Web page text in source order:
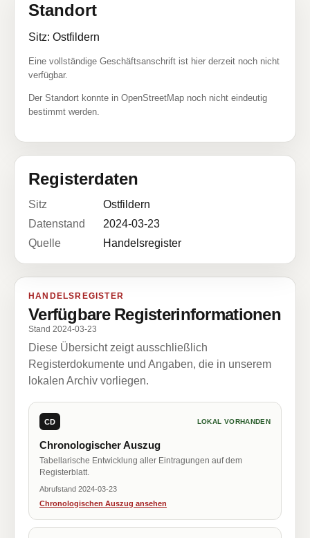
Standort
Sitz: Ostfildern
Eine vollständige Geschäftsanschrift ist hier derzeit noch nicht
verfügbar.
Der Standort konnte in OpenStreetMap noch nicht eindeutig
bestimmt werden.
Registerdaten
Sitz
Ostfildern
Datenstand
2024-03-23
Quelle
Handelsregister
HANDELSREGISTER
Verfügbare Registerinformationen
Stand 2024-03-23
Diese Übersicht zeigt ausschließlich
Registerdokumente und Angaben, die in unserem
lokalen Archiv vorliegen.
CD LOKAL VORHANDEN
Chronologischer Auszug
Tabellarische Entwicklung aller Eintragungen auf dem
Registerblatt.
Abrufstand 2024-03-23
Chronologischen Auszug ansehen